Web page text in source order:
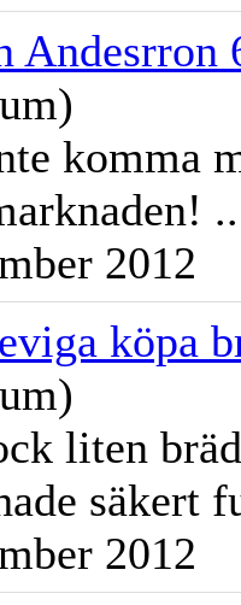
Andesrron
komma
en!
2012
köpa
liten
säkert
2012